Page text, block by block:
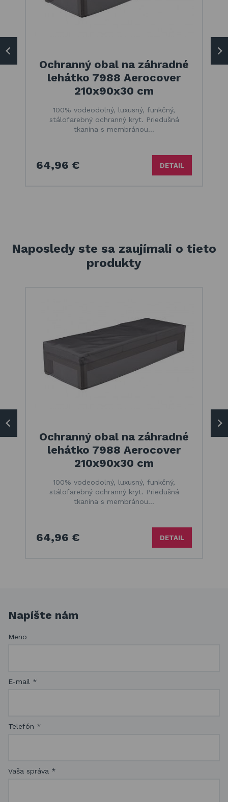
Ochranný obal na záhradné
lehátko 7988 Aerocover
210x90x30 cm
100% vodeodolný, luxusný, funkčný,
stálofarebný ochranný kryt. Priedušná
tkanina s membránou…
64,96 € DETAIL
Naposledy ste sa zaujímali o tieto
produkty
Ochranný obal na záhradné
lehátko 7988 Aerocover
210x90x30 cm
100% vodeodolný, luxusný, funkčný,
stálofarebný ochranný kryt. Priedušná
tkanina s membránou…
64,96 € DETAIL
Napíšte nám
Meno
E-mail *
Telefón *
Vaša správa *